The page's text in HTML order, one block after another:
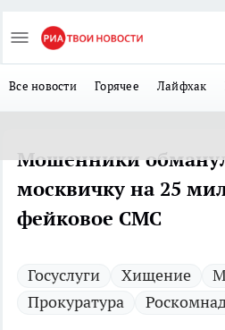
Все новости Горячее Лайфхак
Мошенники
москвичку на 25
фейковое СМС
Госуслуги Хищение
Прокуратура